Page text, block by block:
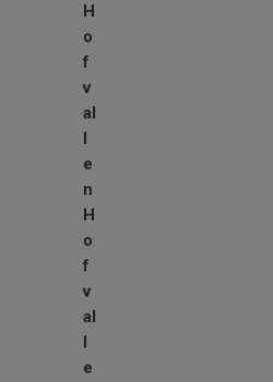
H
o
f
v
al
l
e
n
H
o
f
v
al
l
e